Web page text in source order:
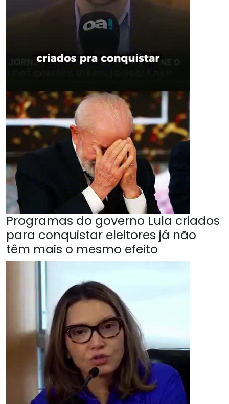
Programas do governo Lula criados
para conquistar eleitores já não
têm mais o mesmo efeito